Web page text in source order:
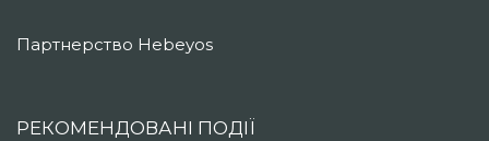
Партнерство Hebeyos
РЕКОМЕНДОВАНІ ПОДІЇ